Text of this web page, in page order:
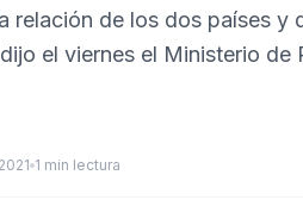
relación de los dos países
el viernes el Ministerio de
1 min lectura